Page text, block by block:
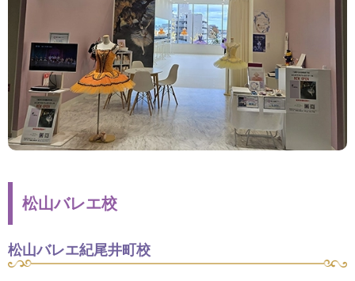
松山バレエ校
松山バレエ紀尾井町校